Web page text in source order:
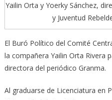
Yailin Orta y Yoerky Sánchez,
y Juventud
El Buró Político del Comité
la compañera Yailin Orta Rivera
directora del periódico Granma.
Al graduarse de Licenciatura en